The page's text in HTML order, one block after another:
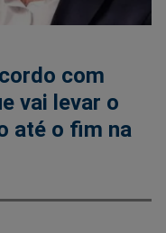
com
vai levar o
até o fim na